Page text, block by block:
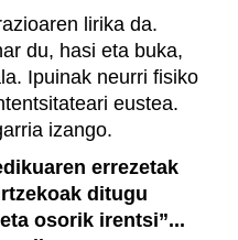
lirika da.
du, hasi eta buka,
Ipuinak neurri fisiko
eustea.
izango.
errezetak
ditugu
osorik irentsi”...